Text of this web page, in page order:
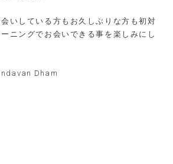
いしている方もお久しぶりな方も初対
ニングでお会いできる事を楽しみにし
Dham